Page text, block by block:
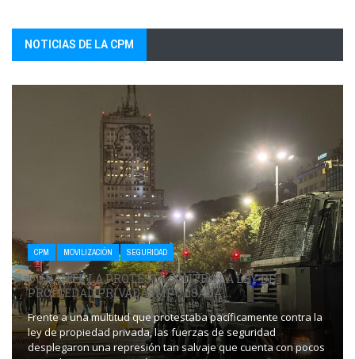
NOTICIAS DE LA CPM
CPM MOVILIZACIÓN SEGURIDAD
DURANTE LA PROTESTA CONTRA LA LEY DE
PROPIEDAD PRIVADA IMPULSADA ...
Frente a una multitud que protestaba pacíficamente contra la
ley de propiedad privada, las fuerzas de seguridad
desplegaron una represión tan salvaje que cuenta con pocos